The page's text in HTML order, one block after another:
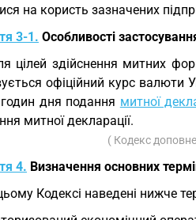
на користь зазначених
3-1. Особливості
цілей здійснення митних
офіційний курс
дня подання митної
митної декларації.
( Кодекс
4. Визначення основних
Кодексі наведені нижче